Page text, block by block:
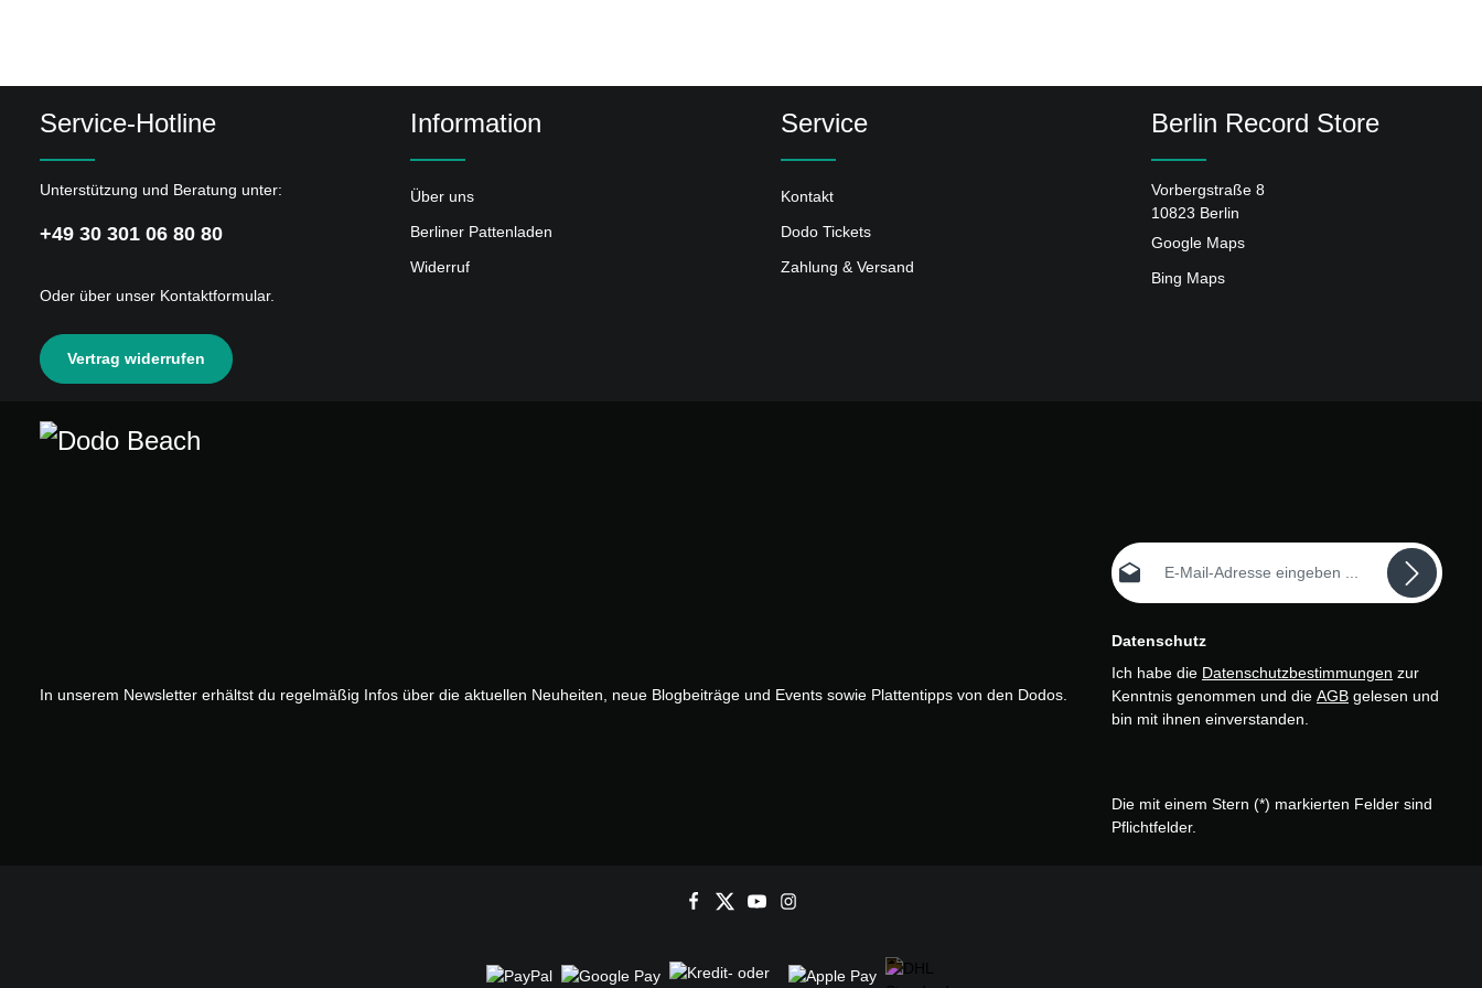
Service-Hotline
Unterstützung und Beratung unter:
+49 30 301 06 80 80
Oder über unser Kontaktformular.
Vertrag widerrufen
Information
Über uns
Berliner Pattenladen
Widerruf
Service
Kontakt
Dodo Tickets
Zahlung & Versand
Berlin Record Store
Vorbergstraße 8
10823 Berlin
Google Maps
Bing Maps
In unserem Newsletter erhältst du regelmäßig Infos über die aktuellen Neuheiten, neue Blogbeiträge und Events sowie Plattentipps von den Dodos.
E-Mail-Adresse*
Datenschutz
Ich habe die Datenschutzbestimmungen zur
Kenntnis genommen und die AGB gelesen und
bin mit ihnen einverstanden.
Die mit einem Stern (*) markierten Felder sind
Pflichtfelder.